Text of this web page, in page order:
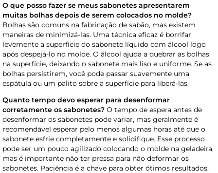
O que posso fazer se meus sabonetes apresentarem
muitas bolhas depois de serem colocados no molde?
Bolhas são comuns na fabricação de sabão, mas existem
maneiras de minimizá-las. Uma técnica eficaz é borrifar
levemente a superfície do sabonete líquido com álcool logo
após despejá-lo no molde. O álcool ajuda a quebrar as bolhas
na superfície, deixando o sabonete mais liso e uniforme. Se as
bolhas persistirem, você pode passar suavemente uma
espátula ou um palito sobre a superfície para liberá-las.
Quanto tempo devo esperar para desenformar
corretamente os sabonetes? O tempo de espera antes de
desenformar os sabonetes pode variar, mas geralmente é
recomendável esperar pelo menos algumas horas até que o
sabonete esfrie completamente e solidifique. Esse processo
pode ser um pouco agilizado colocando o molde na geladeira,
mas é importante não ter pressa para não deformar os
sabonetes. Paciência é a chave para obter ótimos resultados.